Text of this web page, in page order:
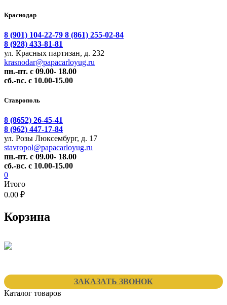
Краснодар
8 (901) 104-22-79 8 (861) 255-02-84
8 (928) 433-81-81
ул. Красных партизан, д. 232
krasnodar@papacarloyug.ru
пн.-пт. с 09.00- 18.00
сб.-вс. с 10.00-15.00
Ставрополь
8 (8652) 26-45-41
8 (962) 447-17-84
ул. Розы Люксембург, д. 17
stavropol@papacarloyug.ru
пн.-пт. с 09.00- 18.00
сб.-вс. с 10.00-15.00
0
Итого
0.00 ₽
Корзина
ЗАКАЗАТЬ ЗВОНОК
Каталог товаров